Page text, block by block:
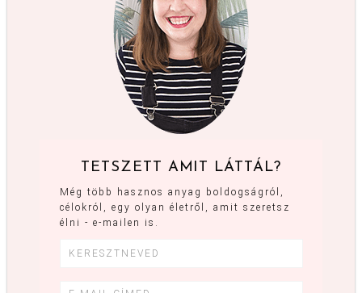
TETSZETT AMIT LÁTTÁL?
Még több hasznos anyag boldogságról,
célokról, egy olyan életről, amit szeretsz
élni - e-mailen is.